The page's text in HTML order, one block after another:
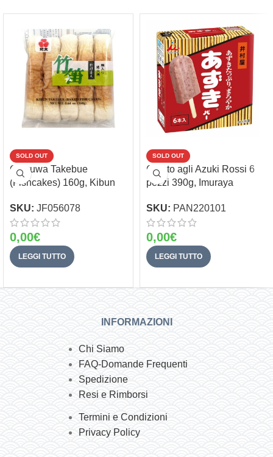
SOLD OUT
Chikuwa Takebue
(Fishcakes) 160g, Kibun
SKU: JF056078
0,00€
LEGGI TUTTO
SOLD OUT
Gelato agli Azuki Rossi 6
pezzi 390g, Imuraya
SKU: PAN220101
0,00€
LEGGI TUTTO
INFORMAZIONI
Chi Siamo
FAQ-Domande Frequenti
Spedizione
Resi e Rimborsi
Termini e Condizioni
Privacy Policy